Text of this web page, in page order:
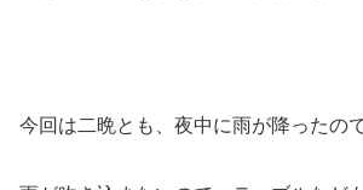
今回は二晩とも、夜中に雨が降ったの